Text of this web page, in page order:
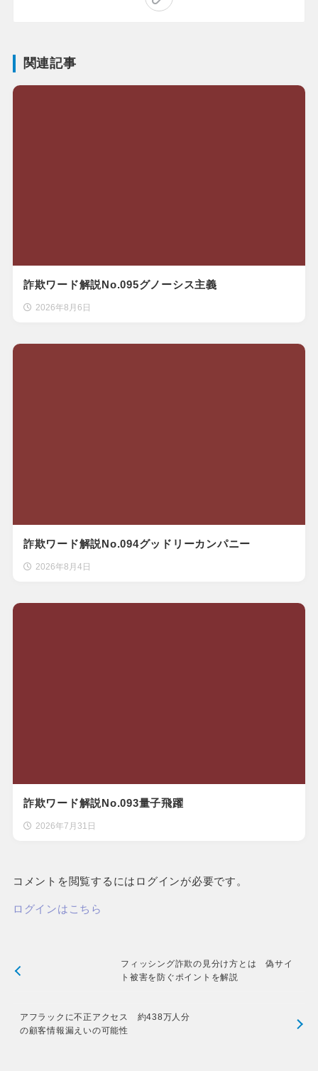
関連記事
詐欺ワード解説No.095グノーシス主義
2026年8月6日
詐欺ワード解説No.094グッドリーカンパニー
2026年8月4日
詐欺ワード解説No.093量子飛躍
2026年7月31日
コメントを閲覧するにはログインが必要です。
ログインはこちら
フィッシング詐欺の見分け方とは 偽サイ
ト被害を防ぐポイントを解説
アフラックに不正アクセス 約438万人分
の顧客情報漏えいの可能性